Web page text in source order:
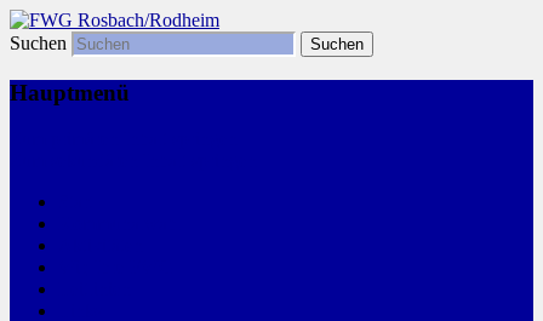
FWG Rosbach/Rodheim
Freie Wählergemeinschaft
Suchen
Hauptmenü